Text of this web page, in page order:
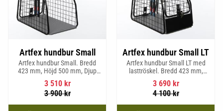
Artfex hundbur Small
Artfex hundbur Small. Bredd
423 mm, Höjd 500 mm, Djup
670 mm och vikt 12,1 kg.
3 510kr
3 900kr
Artfex hundbur Small LT
Artfex hundbur Small LT med
lasttröskel. Bredd 423 mm,
Höjd 500 mm, Djup 670 mm
och Vikt 12,9 kg.
3 690kr
4 100kr